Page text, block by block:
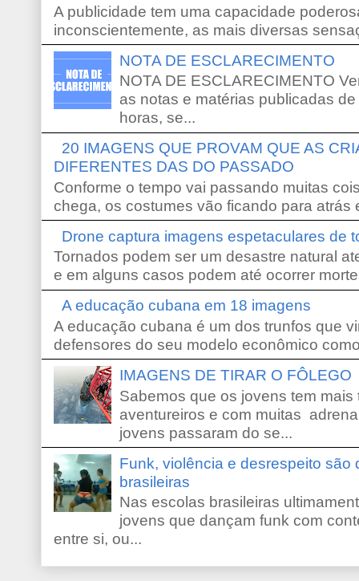
A publicidade tem uma capacidade
inconscientemente, as mais diversas
NOTA DE ESCLARECIMENTO
NOTA DE ESCLARECIMENTO
as notas e matérias publicadas
horas, se...
20 IMAGENS QUE PROVAM QUE AS
DIFERENTES DAS DO PASSADO
Conforme o tempo vai passando muitas
chega, os costumes vão ficando para atrás
Drone captura imagens espetaculares de
Tornados podem ser um desastre natural
e em alguns casos podem até ocorrer
A educação cubana em 18 imagens
A educação cubana é um dos trunfos que
defensores do seu modelo econômico
IMAGENS DE TIRAR O FÔLEGO
Sabemos que os jovens tem
aventureiros e com muitas
jovens passaram do se...
Funk, violência e desrespeito são
brasileiras
Nas escolas brasileiras
jovens que dançam funk com
entre si, ou...